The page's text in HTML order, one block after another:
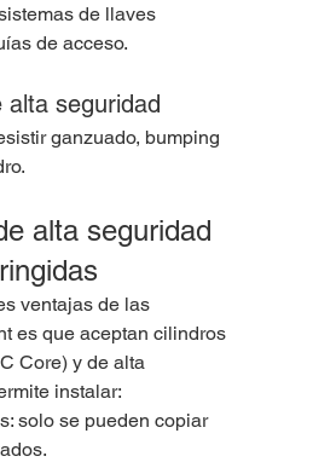
de llaves
de acceso.
alta seguridad
ganzuado, bumping
alta seguridad
ventajas de las
es que aceptan cilindros
Core) y de alta
instalar:
solo se pueden copiar